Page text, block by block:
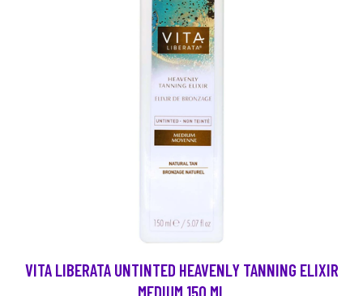
VITA LIBERATA UNTINTED HEAVENLY TANNING ELIXIR
MEDIUM 150 ML